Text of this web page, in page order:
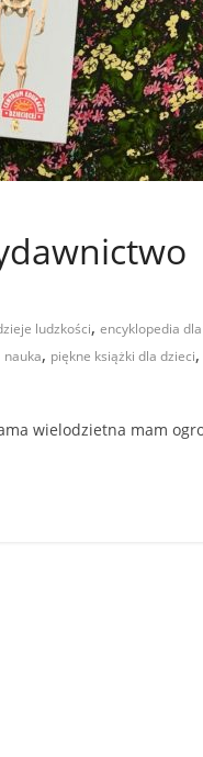
ludzkości, encyklopedia
nauka, piękne książki dla dzieci,
wielodzietna mam